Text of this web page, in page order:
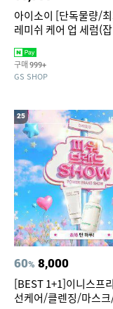
아이소이 [단독물량/
레미쉬 케어 업 세럼(
2027-04-24)
구매 999+
GS SHOP
25
60% 8,000
[BEST 1+1]이니스프
선케어/클렌징/마스